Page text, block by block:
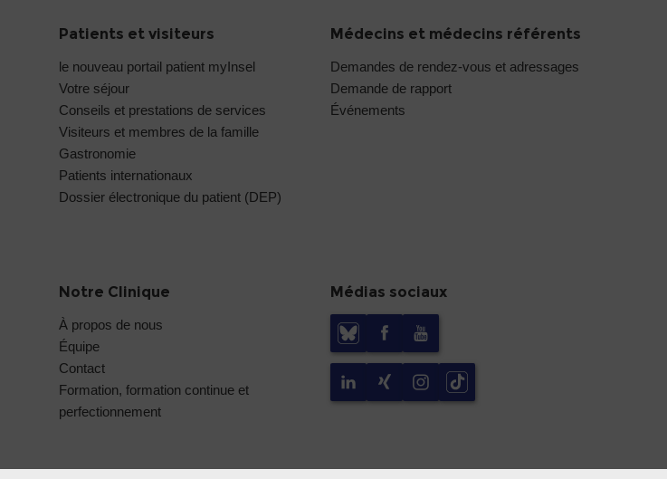
Patients et visiteurs
le nouveau portail patient myInsel
Votre séjour
Conseils et prestations de services
Visiteurs et membres de la famille
Gastronomie
Patients internationaux
Dossier électronique du patient (DEP)
Médecins et médecins référents
Demandes de rendez-vous et adressages
Demande de rapport
Événements
Notre Clinique
À propos de nous
Équipe
Contact
Formation, formation continue et
perfectionnement
Médias sociaux